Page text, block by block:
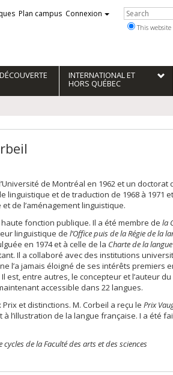
Plan campus Connexion
This website
INTERNATIONAL ET
HORS QUÉBEC
de Montréal en 1962 et un doctorat
et de traduction de 1968 à 1971
de l’aménagement linguistique.
fonction publique. Il a été membre de la
linguistique de l’Office puis de la Régie de la
en 1974 et à celle de la Chartede la
Il a collaboré avec des institutions
l’a jamais éloigné de ses intérêts premiers
entre autres, le concepteur et l’auteur
accessible dans 22 langues.
et distinctions. M. Corbeil a reçu le Prix
l’illustration de la langue française. I a été
de la Faculté des arts et des sciences